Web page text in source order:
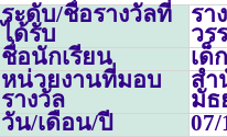
ระดับ/ชื่อรางวัลที่
ได้รับ
ร
วร
ชื่อนักเรียน
เด็
หน่วยงานที่มอบ
รางวัล
สำ
มัธ
วัน/เดือน/ปี
07/